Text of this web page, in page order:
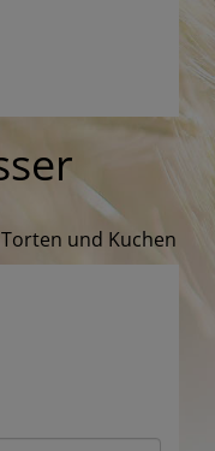
und Kuchen